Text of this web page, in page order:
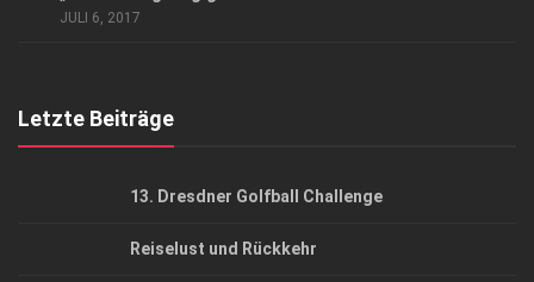
JULI 6, 2017
Letzte Beiträge
13. Dresdner Golfball Challenge
Reiselust und Rückkehr